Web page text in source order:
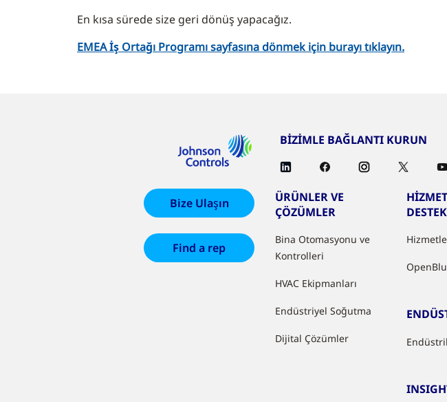
En kısa sürede size geri dönüş yapacağız.
EMEA İş Ortağı Programı sayfasına dönmek için burayı tıklayın.
BİZİMLE BAĞLANTI KURUN
Bize Ulaşın
Find a rep
ÜRÜNLER VE
ÇÖZÜMLER
Bina Otomasyonu ve
Kontrolleri
HVAC Ekipmanları
Endüstriyel Soğutma
Dijital Çözümler
DESTEK